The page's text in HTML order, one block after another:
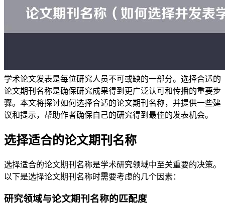
学术论文发表是每位研究人员不可或缺的一部分。选择合适的
论文期刊名称是确保研究成果得到更广泛认可和传播的重要步
骤。本文将探讨如何选择合适的论文期刊名称，并提供一些建
议和提示，帮助作者确保自己的研究得到最佳的发表机会。
选择适合的论文期刊名称
选择适合的论文期刊名称是学术研究领域中至关重要的决策。
以下是选择论文期刊名称时需要考虑的几个因素：
研究领域与论文期刊名称的匹配度